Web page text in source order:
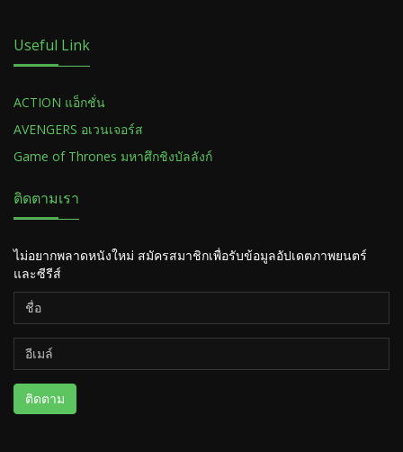
Useful Link
ACTION แอ็กชั่น
AVENGERS อเวนเจอร์ส
Game of Thrones มหาศึกชิงบัลลังก์
ติดตามเรา
ไม่อยากพลาดหนังใหม่ สมัครสมาชิกเพื่อรับข้อมูลอัปเดตภาพยนตร์
และซีรีส์
ติดตาม